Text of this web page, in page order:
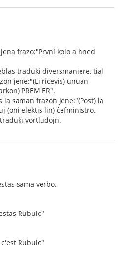
frazo:"První kolo a hned
traduki diversmaniere, tial
jene:"(Li ricevis) unuan
PREMIER".
saman frazon jene:"(Post) la
(oni elektis lin) ĉefministro.
vortludojn.
sama verbo.
Rubulo"
Rubulo"